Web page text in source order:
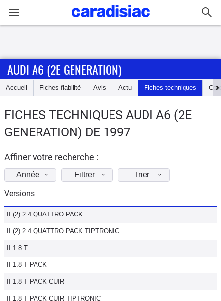
Accueil
Essais
d'achat
Electriques
Utilitaires
Flottes
Auto
Services
Forum
AUDI A6 (2E GENERATION)
Accueil Fiches fiabilité Avis Actu Fiches techniques
FICHES TECHNIQUES AUDI A6 (2E
GENERATION) DE 1997
Affiner votre recherche :
Année Filtrer Trier
Versions
II (2) 2.4 QUATTRO PACK
II (2) 2.4 QUATTRO PACK TIPTRONIC
II 1.8 T
II 1.8 T PACK
II 1.8 T PACK CUIR
II 1.8 T PACK CUIR TIPTRONIC